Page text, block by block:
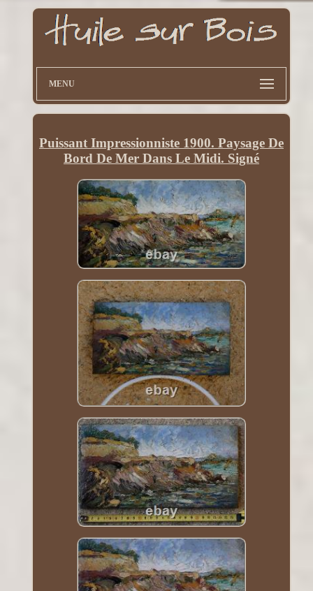
MENU
Puissant Impressionniste 1900. Paysage De
Bord De Mer Dans Le Midi. Signé